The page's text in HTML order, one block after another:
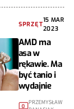
SPRZĘT
15 MAR
2023
AMD ma
asa w
rękawie. Ma
być tanio i
wydajnie
0 PRZEMYSŁAW